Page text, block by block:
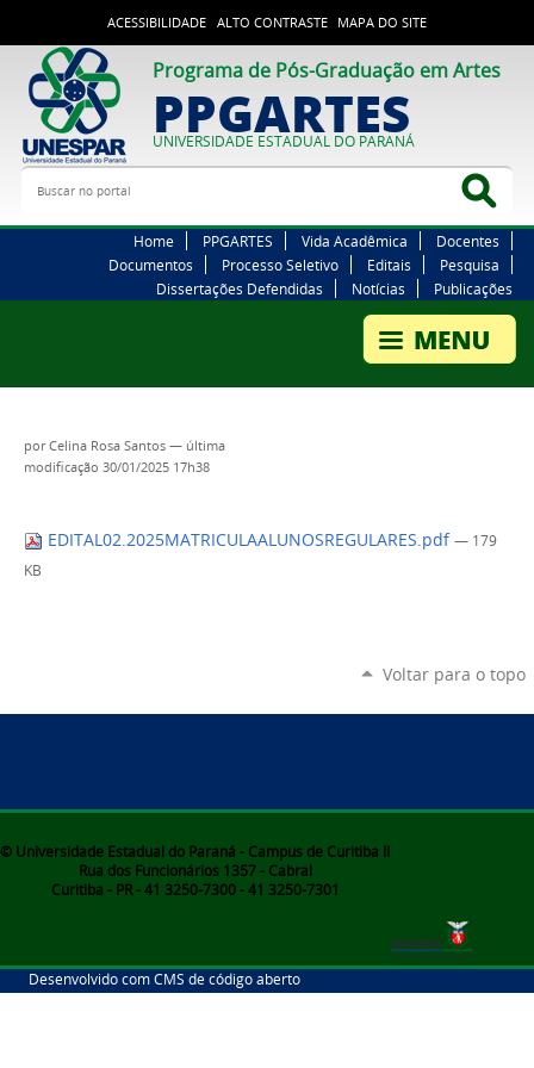
ACESSIBILIDADE ALTO CONTRASTE MAPA DO SITE
Programa de Pós-Graduação em Artes
PPGARTES
UNIVERSIDADE ESTADUAL DO PARANÁ
Buscar no portal
Home PPGARTES Vida Acadêmica
Docentes
Documentos
Processo Seletivo Editais
Pesquisa
Dissertações Defendidas
Notícias Publicações
porCelina Rosa Santos — última
modificação 30/01/2025 17h38
EDITAL02.2025MATRICULAALUNOSREGULARES.pdf — 179
KB
Voltar para o topo
© Universidade Estadual do Paraná - Campus de Curitiba II
Rua dos Funcionários 1357 - Cabral
Curitiba - PR - 41 3250-7300 - 41 3250-7301
Desenvolvido com CMS de código aberto